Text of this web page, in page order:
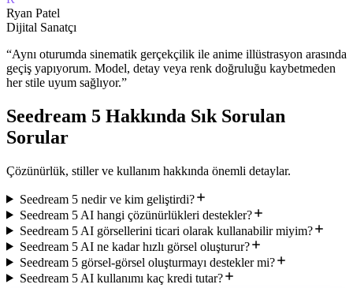
Ryan Patel
Dijital Sanatçı
“Aynı oturumda sinematik gerçekçilik ile anime illüstrasyon arasında
geçiş yapıyorum. Model, detay veya renk doğruluğu kaybetmeden
her stile uyum sağlıyor.”
Seedream 5 Hakkında Sık Sorulan
Sorular
Çözünürlük, stiller ve kullanım hakkında önemli detaylar.
Seedream 5 nedir ve kim geliştirdi?
Seedream 5 AI hangi çözünürlükleri destekler?
Seedream 5 AI görsellerini ticari olarak kullanabilir miyim?
Seedream 5 AI ne kadar hızlı görsel oluşturur?
Seedream 5 görsel-görsel oluşturmayı destekler mi?
Seedream 5 AI kullanımı kaç kredi tutar?